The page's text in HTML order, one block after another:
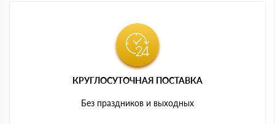
КРУГЛОСУТОЧНАЯ ПОСТАВКА
Без праздников и выходных